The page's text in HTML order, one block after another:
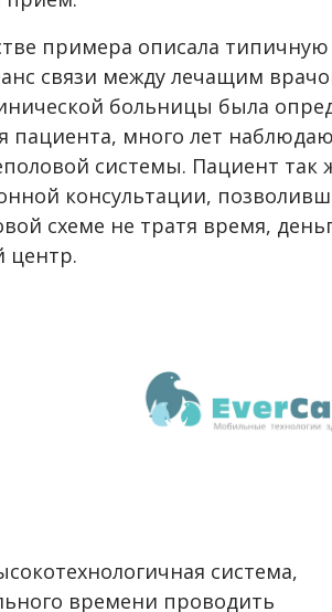
примера описала типичную
связи между лечащим
больницы была
пациента, много лет
системы. Пациент так
консультации,
схеме не тратя время,
центр.
система,
времени проводить